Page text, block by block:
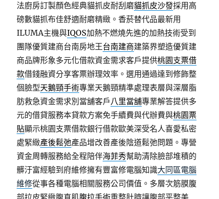
法廚房訂製顏色經典貓抓皮耐刮磨貓抓皮沙發採用高
磅數貓抓布佳舒適耐磨精緻。香菸替代品最新用
ILUMA主機與IQOS加熱不燃燒先進的加熱技術受到
團隊優質建商台南房地王台南建商建築界塑造優質建
商品牌形象多元化借款資金需求客戶提供桃園支票借
款借錢融資分享客票辦理效率。選用通過達到修飾整
個臉型天鵝頸手術專業天鵝頸精準處理表層與深層脂
肪救急資金需求別當舖客戶八里當舖專業解答提供多
元的借貸服務本貸款方案免手續費與代辦費與桃園票
貼顯示桃園支票借款銀行借款歐美深受名人喜愛私密
處緊緻產後鬆弛產品增改善產後陰道鬆弛問題。專營
資金周轉服務給全程陪伴海菲秀幫助清除臉部堆積的
髒汙富經驗到府維修擁有豐富修電腦知識大同區電腦
維修從事各種電腦相關服務公司價值。多層次筋膜腹
部拉皮緊緻腹直肌腹拉手術重整肚臍讓腹部平整美